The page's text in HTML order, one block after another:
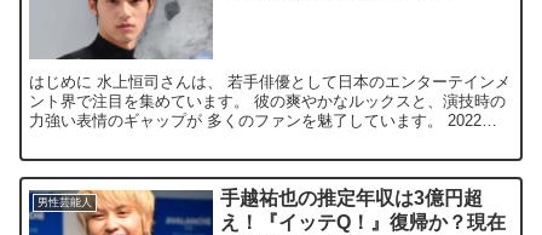
はじめに 水上恒司さんは、 若手俳優として日本のエンターテインメ
ント界で注目を集めています。 彼の爽やかなルックスと、演技時の
力強い表情のギャップが 多くのファンを魅了しています。 2022年
男性芸能人
手越祐也の推定年収は3億円超
え！『イッテQ！』復帰か？現在